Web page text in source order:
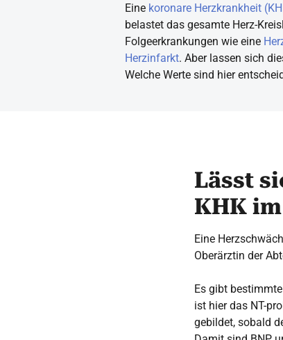
Eine koronare Herzkrankheit
belastet das gesamte Herz-
Folgeerkrankungen wie eine
Herzinfarkt. Aber lassen sich
Welche Werte sind hier
Lässt
KHK
Eine
Oberärztin der
Es gibt
ist hier das NT-
gebildet, sobald